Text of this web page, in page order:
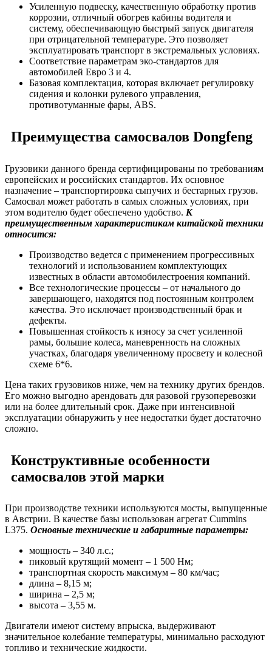
Усиленную подвеску, качественную обработку против
коррозии, отличный обогрев кабины водителя и
систему, обеспечивающую быстрый запуск двигателя
при отрицательной температуре. Это позволяет
эксплуатировать транспорт в экстремальных условиях.
Соответствие параметрам эко-стандартов для
автомобилей Евро 3 и 4.
Базовая комплектация, которая включает регулировку
сидения и колонки рулевого управления,
противотуманные фары, ABS.
Преимущества самосвалов Dongfeng
Грузовики данного бренда сертифицированы по требованиям
европейских и российских стандартов. Их основное
назначение – транспортировка сыпучих и бестарных грузов.
Самосвал может работать в самых сложных условиях, при
этом водителю будет обеспечено удобство. К
преимущественным характеристикам китайской техники
относится:
Производство ведется с применением прогрессивных
технологий и использованием комплектующих
известных в области автомобилестроения компаний.
Все технологические процессы – от начального до
завершающего, находятся под постоянным контролем
качества. Это исключает производственный брак и
дефекты.
Повышенная стойкость к износу за счет усиленной
рамы, большие колеса, маневренность на сложных
участках, благодаря увеличенному просвету и колесной
схеме 6*6.
Цена таких грузовиков ниже, чем на технику других брендов.
Его можно выгодно арендовать для разовой грузоперевозки
или на более длительный срок. Даже при интенсивной
эксплуатации обнаружить у нее недостатки будет достаточно
сложно.
Конструктивные особенности
самосвалов этой марки
При производстве техники используются мосты, выпущенные
в Австрии. В качестве базы использован агрегат Cummins
L375. Основные технические и габаритные параметры:
мощность – 340 л.с.;
пиковый крутящий момент – 1 500 Нм;
транспортная скорость максимум – 80 км/час;
длина – 8,15 м;
ширина – 2,5 м;
высота – 3,55 м.
Двигатели имеют систему впрыска, выдерживают
значительное колебание температуры, минимально расходуют
топливо и технические жидкости.